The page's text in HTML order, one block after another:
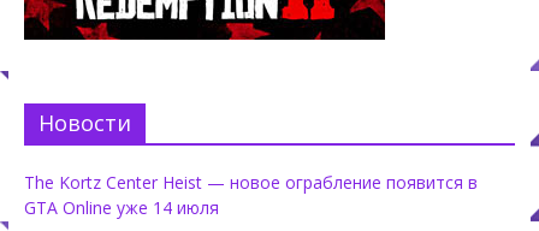
Новости
The Kortz Center Heist — новое ограбление появится в
GTA Online уже 14 июля